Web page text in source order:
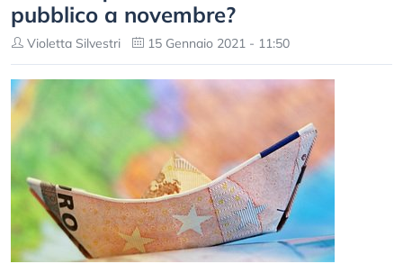
pubblico a novembre?
Violetta Silvestri 15 Gennaio 2021 - 11:50